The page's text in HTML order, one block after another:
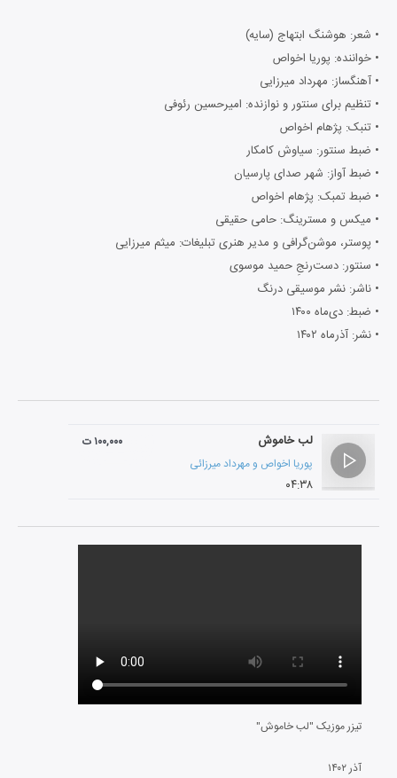
• شعر: هوشنگ ابتهاج (سایه)
• خواننده: پوریا اخواص
• آهنگساز: مهرداد میرزایی
• تنظیم برای سنتور و نوازنده: امیرحسین رئوفی
• تنبک: پژهام اخواص
• ضبط سنتور: سیاوش کامکار
• ضبط آواز: شهر صدای پارسیان
• ضبط تمبک: پژهام اخواص
• میکس و مسترینگ: حامی حقیقی
• پوستر، موشن‌گرافی و مدیر هنری تبلیغات: میثم میرزایی
• سنتور: دست‌رنجِ حمید موسوی
• ناشر: نشر موسیقی درنگ
• ضبط: دی‌ماه ۱۴۰۰
• نشر: آذرماه ۱۴۰۲
لب خاموش
پوریا اخواص و مهرداد میرزائی
۰۴:۳۸
۱۰۰,۰۰۰ ت
تیزر موزیک "لب خاموش"
آذر۱۴۰۲